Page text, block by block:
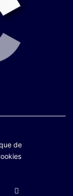
de